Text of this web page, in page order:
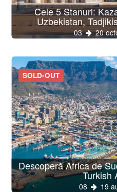
Cele 5 Stanuri:
Uzbekistan,
03 20
SOLD-OUT
Descoperă Africa de
Turkish
08 19